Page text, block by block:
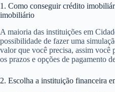
1. Como conseguir crédito
imobiliário
A maioria das instituições em
possibilidade de fazer uma
valor que você precisa, assim você
os prazos e opções de pagamento
2. Escolha a instituição financeira